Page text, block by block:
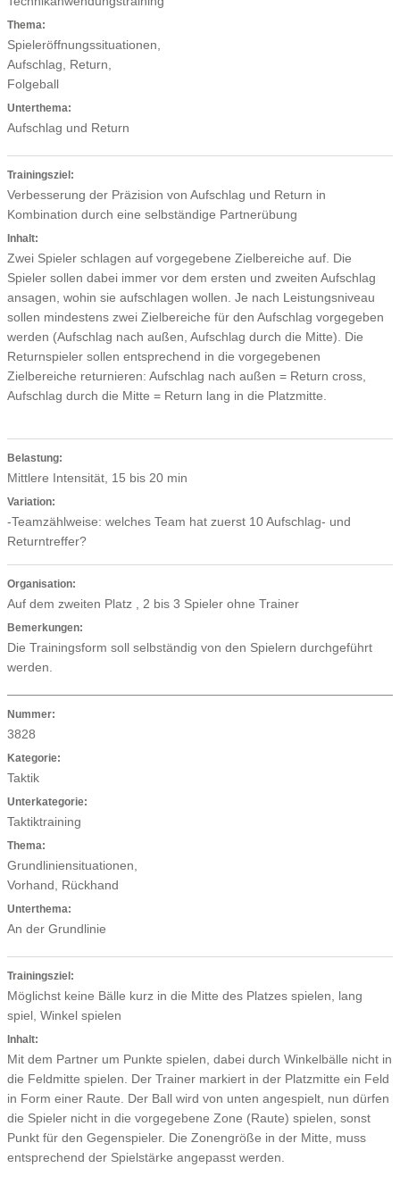
Thema:
Spieleröffnungssituationen,
Aufschlag, Return,
Folgeball
Unterthema:
Aufschlag und Return
Trainingsziel:
Verbesserung der Präzision von Aufschlag und Return in
Kombination durch eine selbständige Partnerübung
Inhalt:
Zwei Spieler schlagen auf vorgegebene Zielbereiche auf. Die
Spieler sollen dabei immer vor dem ersten und zweiten Aufschlag
ansagen, wohin sie aufschlagen wollen. Je nach Leistungsniveau
sollen mindestens zwei Zielbereiche für den Aufschlag vorgegeben
werden (Aufschlag nach außen, Aufschlag durch die Mitte). Die
Returnspieler sollen entsprechend in die vorgegebenen
Zielbereiche returnieren: Aufschlag nach außen = Return cross,
Aufschlag durch die Mitte = Return lang in die Platzmitte.
Belastung:
Mittlere Intensität, 15 bis 20 min
Variation:
-Teamzählweise: welches Team hat zuerst 10 Aufschlag- und
Returntreffer?
Organisation:
Auf dem zweiten Platz , 2 bis 3 Spieler ohne Trainer
Bemerkungen:
Die Trainingsform soll selbständig von den Spielern durchgeführt
werden.
Nummer:
3828
Kategorie:
Taktik
Unterkategorie:
Taktiktraining
Thema:
Grundliniensituationen,
Vorhand, Rückhand
Unterthema:
An der Grundlinie
Trainingsziel:
Möglichst keine Bälle kurz in die Mitte des Platzes spielen, lang
spiel, Winkel spielen
Inhalt:
Mit dem Partner um Punkte spielen, dabei durch Winkelbälle nicht in
die Feldmitte spielen. Der Trainer markiert in der Platzmitte ein Feld
in Form einer Raute. Der Ball wird von unten angespielt, nun dürfen
die Spieler nicht in die vorgegebene Zone (Raute) spielen, sonst
Punkt für den Gegenspieler. Die Zonengröße in der Mitte, muss
entsprechend der Spielstärke angepasst werden.